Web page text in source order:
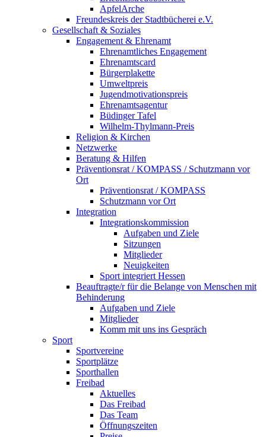
ApfelArche
Freundeskreis der Stadtbücherei e.V.
Gesellschaft & Soziales
Engagement & Ehrenamt
Ehrenamtliches Engagement
Ehrenamtscard
Bürgerplakette
Umweltpreis
Jugendmotivationspreis
Ehrenamtsagentur
Büdinger Tafel
Wilhelm-Thylmann-Preis
Religion & Kirchen
Netzwerke
Beratung & Hilfen
Präventionsrat / KOMPASS / Schutzmann vor
Ort
Präventionsrat / KOMPASS
Schutzmann vor Ort
Integration
Integrationskommission
Aufgaben und Ziele
Sitzungen
Mitglieder
Neuigkeiten
Sport integriert Hessen
Beauftragte/r für die Belange von Menschen mit
Behinderung
Aufgaben und Ziele
Mitglieder
Komm mit uns ins Gespräch
Sport
Sportvereine
Sportplätze
Sporthallen
Freibad
Aktuelles
Das Freibad
Das Team
Öffnungszeiten